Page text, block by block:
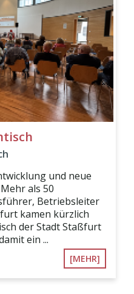
und neue
als 50
Betriebsleiter
kamen kürzlich
der Stadt Staßfurt
ein ...
[MEHR]